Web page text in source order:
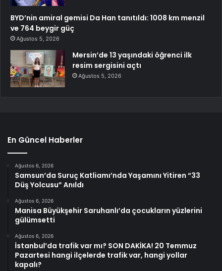
BYD’nin amiral gemisi Da Han tanıtıldı: 1008 km menzil
ve 764 beygir güç
Ağustos 5, 2026
Mersin’de 13 yaşındaki öğrenci ilk
resim sergisini açtı
Ağustos 5, 2026
En Güncel Haberler
Ağustos 6, 2026
Samsun’da Suruç Katliamı’nda Yaşamını Yitiren “33
Düş Yolcusu” Anıldı
Ağustos 6, 2026
Manisa Büyükşehir Saruhanlı’da çocukların yüzlerini
gülümsetti
Ağustos 6, 2026
İstanbul’da trafik var mı? SON DAKİKA! 20 Temmuz
Pazartesi hangi ilçelerde trafik var, hangi yollar
kapalı?